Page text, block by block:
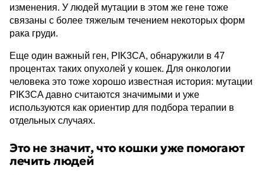
изменения. У людей мутации в этом же гене тоже
связаны с более тяжелым течением некоторых форм
рака груди.
Еще один важный ген, PIK3CA, обнаружили в 47
процентах таких опухолей у кошек. Для онкологии
человека это тоже хорошо известная история: мутации
PIK3CA давно считаются значимыми и уже
используются как ориентир для подбора терапии в
отдельных случаях.
Это не значит, что кошки уже помогают
лечить людей